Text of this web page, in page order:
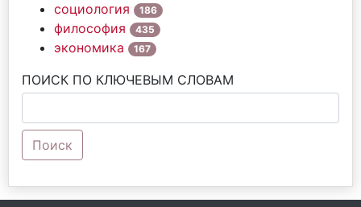
социология 186
философия 435
экономика 167
ПОИСК ПО КЛЮЧЕВЫМ СЛОВАМ
Поиск